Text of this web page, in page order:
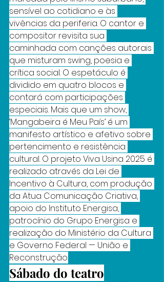
sensível ao cotidiano e às
vivências da periferia. O cantor e
compositor revisita sua
caminhada com canções autorais
que misturam swing, poesia e
crítica social. O espetáculo é
dividido em quatro blocos e
contará com participações
especiais. Mais que um show,
‘Mangabeira é Meu País’ é um
manifesto artístico e afetivo sobre
pertencimento e resistência
cultural. O projeto Viva Usina 2025 é
realizado através da Lei de
Incentivo à Cultura, com produção
da Atua Comunicação Criativa,
apoio do Instituto Energisa,
patrocínio do Grupo Energisa e
realização do Ministério da Cultura
e Governo Federal — União e
Reconstrução.
Sábado do teatro